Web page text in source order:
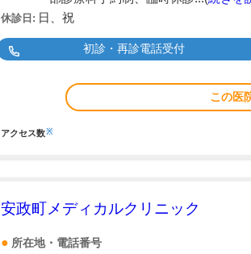
休診日: 日、祝
初診・再診電話受付
この医
アクセス数※
安政町メディカルクリニック
所在地・電話番号